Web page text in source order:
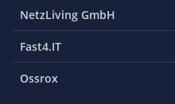
NetzLiving GmbH
Fast4.IT
Ossrox